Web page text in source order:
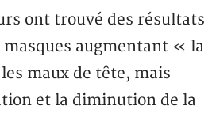
ont trouvé des résultats
augmentant « la
maux de tête, mais
et la diminution de la